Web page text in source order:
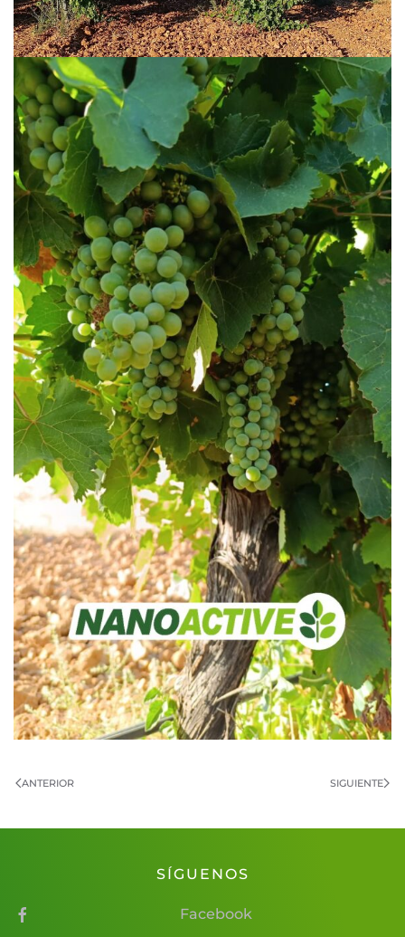
ANTERIOR SIGUIENTE
SÍGUENOS
Facebook